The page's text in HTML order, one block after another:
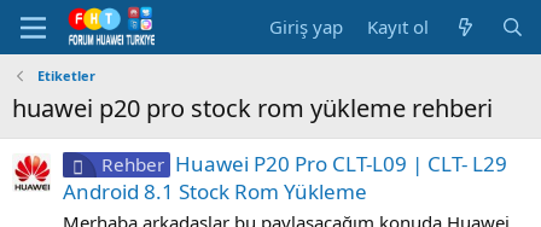
Giriş yap Kayıt ol
Etiketler
huawei p20 pro stock rom yükleme rehberi
Rehber Huawei P20 Pro CLT-L09 | CLT- L29
Android 8.1 Stock Rom Yükleme